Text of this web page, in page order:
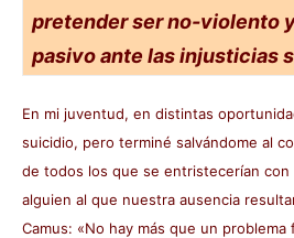
pretender ser no-violento
pasivo ante las injusticias
En mi juventud, en distintas
suicidio, pero terminé salvándome al
de todos los que se entristecerían con
alguien al que nuestra ausencia
Camus: «No hay más que un